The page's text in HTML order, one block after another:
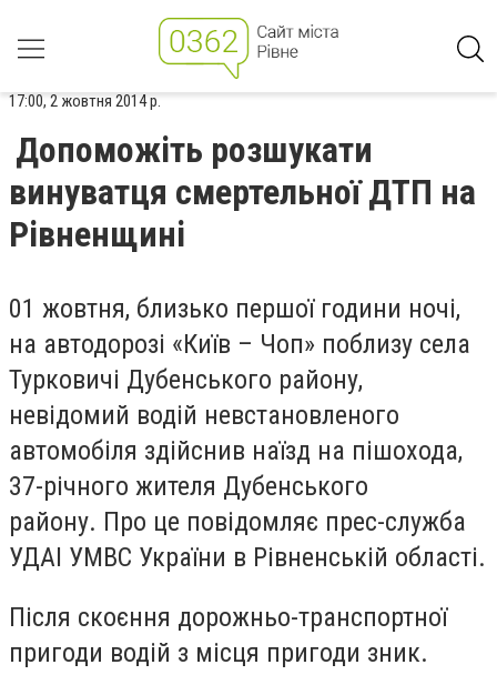
17:00, 2 жовтня 2014 р.
Допоможіть розшукати
винуватця смертельної ДТП на
Рівненщині
01 жовтня, близько першої години ночі,
на автодорозі «Київ – Чоп» поблизу села
Турковичі Дубенського району,
невідомий водій невстановленого
автомобіля здійснив наїзд на пішохода,
37-річного жителя Дубенського
району. Про це повідомляє прес-служба
УДАІ УМВС України в Рівненській області.
Після скоєння дорожньо-транспортної
пригоди водій з місця пригоди зник.